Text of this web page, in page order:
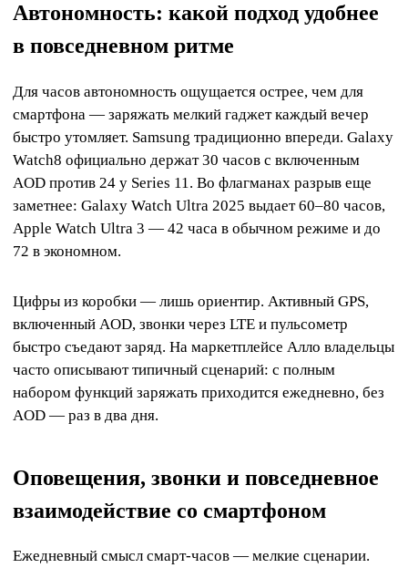
Автономность: какой подход удобнее
в повседневном ритме
Для часов автономность ощущается острее, чем для
смартфона — заряжать мелкий гаджет каждый вечер
быстро утомляет. Samsung традиционно впереди. Galaxy
Watch8 официально держат 30 часов с включенным
AOD против 24 у Series 11. Во флагманах разрыв еще
заметнее: Galaxy Watch Ultra 2025 выдает 60–80 часов,
Apple Watch Ultra 3 — 42 часа в обычном режиме и до
72 в экономном.
Цифры из коробки — лишь ориентир. Активный GPS,
включенный AOD, звонки через LTE и пульсометр
быстро съедают заряд. На маркетплейсе Алло владельцы
часто описывают типичный сценарий: с полным
набором функций заряжать приходится ежедневно, без
AOD — раз в два дня.
Оповещения, звонки и повседневное
взаимодействие со смартфоном
Ежедневный смысл смарт-часов — мелкие сценарии.